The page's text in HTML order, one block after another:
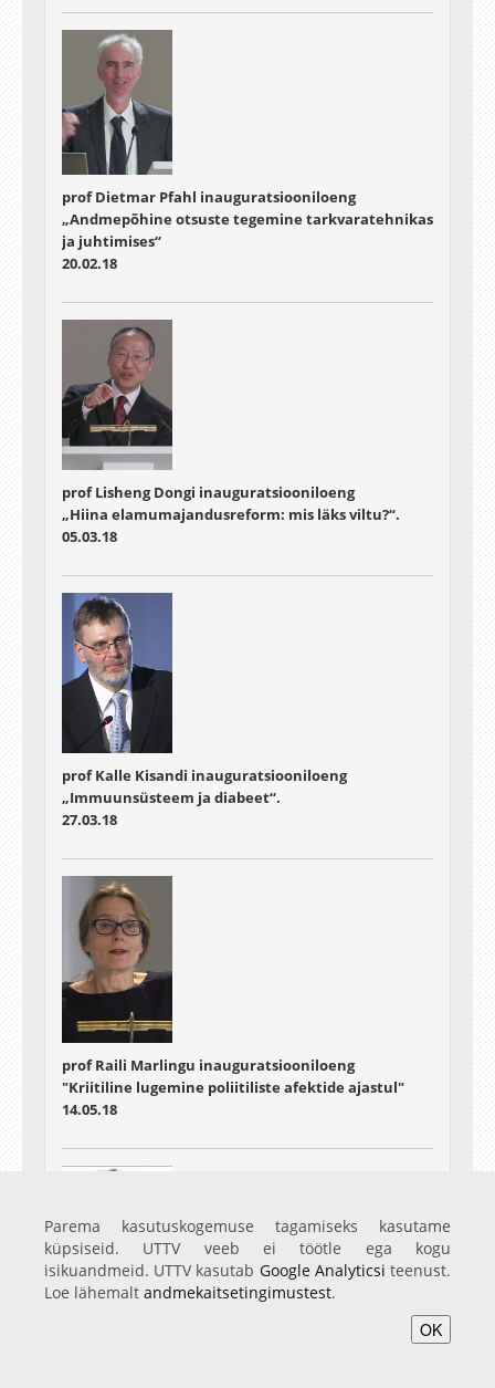
prof Dietmar Pfahl inauguratsiooniloeng
„Andmepõhine otsuste tegemine tarkvaratehnikas
ja juhtimises“
20.02.18
prof Lisheng Dongi inauguratsiooniloeng
„Hiina elamumajandusreform: mis läks viltu?“.
05.03.18
prof Kalle Kisandi inauguratsiooniloeng
„Immuunsüsteem ja diabeet“.
27.03.18
prof Raili Marlingu inauguratsiooniloeng
"Kriitiline lugemine poliitiliste afektide ajastul"
14.05.18
Parema kasutuskogemuse tagamiseks kasutame
küpsiseid. UTTV veeb ei töötle ega kogu
isikuandmeid. UTTV kasutab Google Analyticsi teenust.
Loe lähemalt andmekaitsetingimustest.
OK